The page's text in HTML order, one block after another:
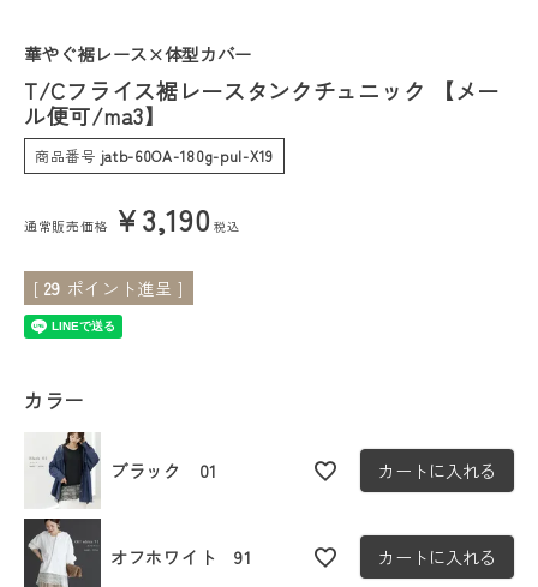
会員ステージ特典プログラムについて
ご利用ガイド
華やぐ裾レース×体型カバー
T/Cフライス裾レースタンクチュニック 【メー
ル便可/ma3】
商品番号 jatb-60OA-180g-pul-X19
通常販売価格 ¥3,190 税込
[ 29 ポイント進呈 ]
カラー
ブラック 01 カートに入れる
オフホワイト 91 カートに入れる